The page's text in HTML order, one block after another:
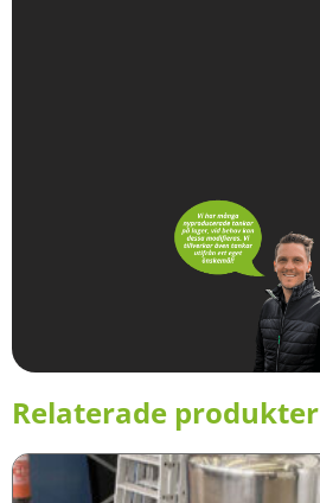
Relaterade produkter